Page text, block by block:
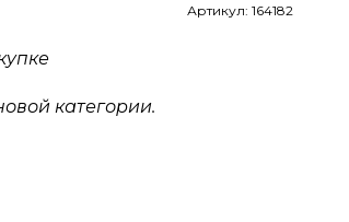
Артикул: 164182
категории.